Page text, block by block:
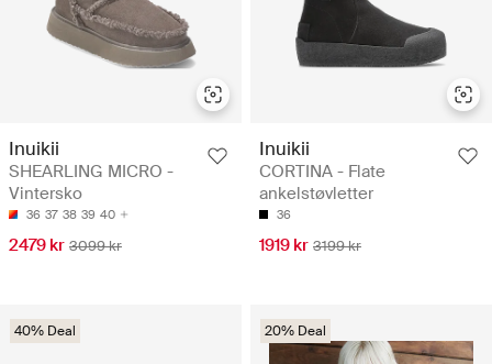
Inuikii
SHEARLING MICRO -
Vintersko
36 37 38 39 40
2479 kr 3099 kr
Inuikii
CORTINA - Flate
ankelstøvletter
36
1919 kr 3199 kr
40% Deal 20% Deal